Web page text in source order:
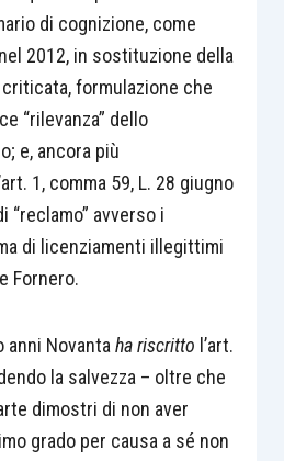
di cognizione, come
2012, in sostituzione della
formulazione che
“rilevanza” dello
e, ancora più
1, comma 59, L. 28 giugno
“reclamo” avverso i
di licenziamenti illegittimi
Fornero.
Novanta ha riscritto l’art.
la salvezza – oltre che
dimostri di non aver
grado per causa a sé non